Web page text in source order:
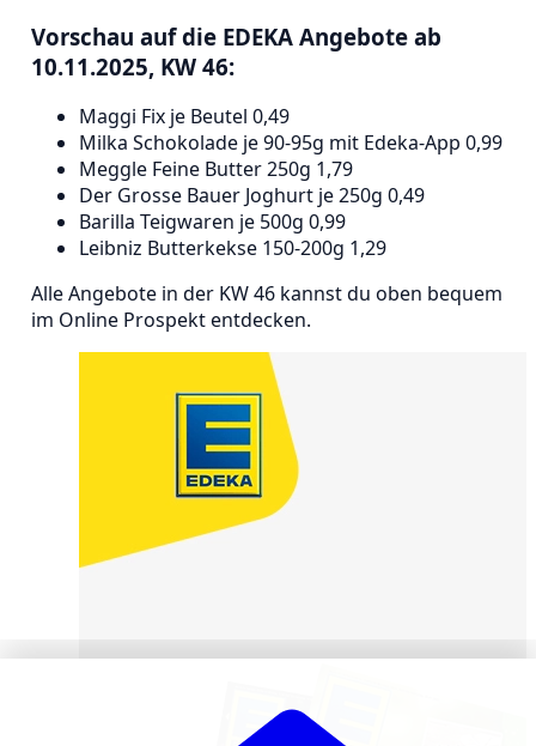
Vorschau auf die EDEKA Angebote ab
10.11.2025, KW 46:
Maggi Fix je Beutel 0,49
Milka Schokolade je 90-95g mit Edeka-App 0,99
Meggle Feine Butter 250g 1,79
Der Grosse Bauer Joghurt je 250g 0,49
Barilla Teigwaren je 500g 0,99
Leibniz Butterkekse 150-200g 1,29
Alle Angebote in der KW 46 kannst du oben bequem
im Online Prospekt entdecken.